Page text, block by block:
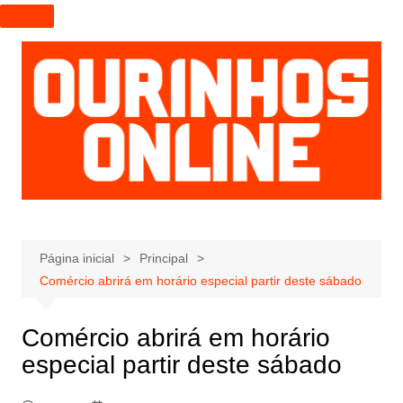
I
r
p
a
r
a
e
ú
Página inicial
Principal
Comércio abrirá em horário especial partir deste sábado
Comércio abrirá em horário
especial partir deste sábado